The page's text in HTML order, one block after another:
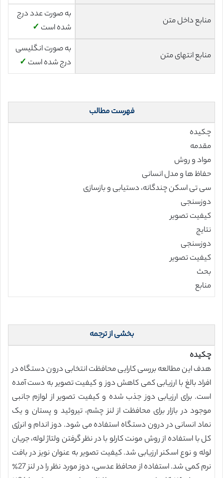
منابع داخل متن
به صورت عدد درج
شده است ✓
منابع انتهای متن
به صورت انگلیسی
درج شده است ✓
فهرست مطالب
چکیده
مقدمه
مواد و روش
حفاظ ها و مدل انسانی
سی تی اسکن چندگانه، دستیابی و بازسازی
دوزسنجی
کیفیت تصویر
نتایج
دوزسنجی
کیفیت تصویر
بحث
منابع
بخشی از ترجمه
چکیده
هدف این مطالعه بررسی کارایی محافظت انتخابی درون دستگاه در
افراد بالغ با ارزیابی کمی کاهش دوز و کیفیت تصویر به دست آمده
است. برای ارزیابی دوز جذب شده و کیفیت تصویر از لوازم جانبی
موجود در بازار برای محافظت از لنز چشم، تیروئید و پستان و یک
نماد انسانی در درون دستگاه استفاده می شود. دوز اندام و انرژی
کل با استفاده از روش مونت کارلو با در نظر گرفتن ولتاژ لوله، جریان
لوله و نوع اسکنر ارزیابی شد. کیفیت تصویر به عنوان نویز در بافت
نرم کمی شد. استفاده از محافظ عدسی، دوز مورد نظر را در لنز 27٪